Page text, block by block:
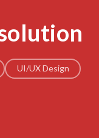
UI/UX Design